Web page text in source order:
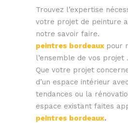
Trouvez l’expertise
votre projet de peinture
notre savoir faire.
peintres bordeaux pour
l’ensemble de vos projet .
Que votre projet
d’un espace intérieur
tendances ou la
espace existant faites
peintres bordeaux.